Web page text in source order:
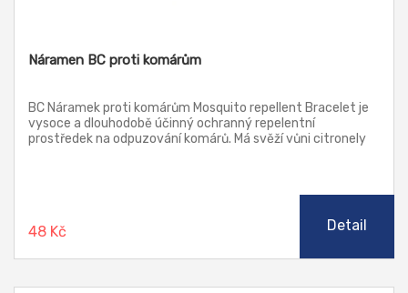
Náramen BC proti komárům
BC Náramek proti komárům Mosquito repellent Bracelet je
vysoce a dlouhodobě účinný ochranný repelentní
prostředek na odpuzování komárů. Má svěží vůni citronely
48 Kč Detail